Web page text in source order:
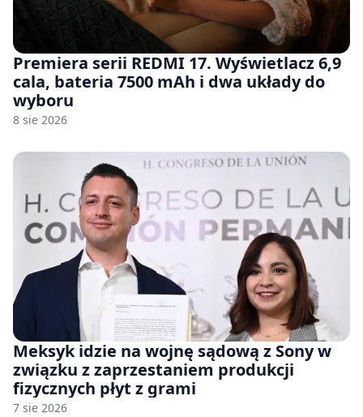
Premiera serii REDMI 17. Wyświetlacz 6,9
cala, bateria 7500 mAh i dwa układy do
wyboru
8 sie 2026
Meksyk idzie na wojnę sądową z Sony w
związku z zaprzestaniem produkcji
fizycznych płyt z grami
7 sie 2026